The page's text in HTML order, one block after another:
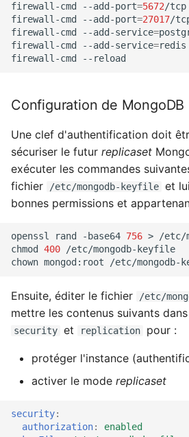
firewall-cmd
--add-port=5672/tcp
firewall-cmd
--add-port=27017/
firewall-cmd
--add-service=
firewall-cmd
--add-service=redis
firewall-cmd
Configuration de MongoDB
Une clef d'authentification doit
sécuriser le futur replicaset
exécuter les commandes
fichier
/etc/mongodb-keyfile et
bonnes permissions et
openssl rand -base64 756 > /etc/
chmod
400 /etc/mongodb-keyfile
chown mongod:root
Ensuite, éditer le fichier /etc/
mettre les contenus suivants
security et replication pour :
protéger l'instance
activer le mode replicaset
security:
authorization:
enabled